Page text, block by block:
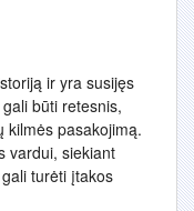
ir yra susijęs
būti retesnis,
kilmės pasakojimą.
vardui, siekiant
turėti įtakos